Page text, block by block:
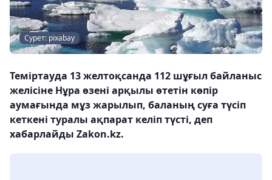
Сурет: pixabay
Теміртауда 13 желтоқсанда 112 шұғыл байланыс
желісіне Нұра өзені арқылы өтетін көпір
аумағында мұз жарылып, баланың суға түсіп
кеткені туралы ақпарат келіп түсті, деп
хабарлайды Zakon.kz.